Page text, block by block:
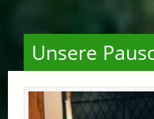
Unsere